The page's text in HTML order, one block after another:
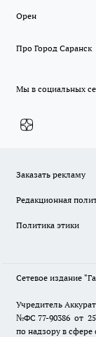
Орен
Про Город Саранск
Мы в социальных
Заказать рекламу
Редакционная
Политика этики
Сетевое издание
Учредитель
№ФС 77-90386 от
по надзору в